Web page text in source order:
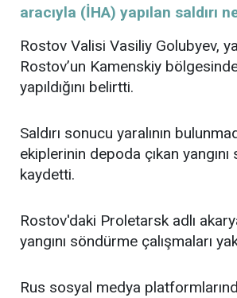
aracıyla (İHA) yapılan saldırı
Rostov Valisi Vasiliy Golubyev,
Rostov’un Kamenskiy
yapıldığını belirtti.
Saldırı sonucu yaralının
ekiplerinin depoda çıkan
kaydetti.
Rostov'daki Proletarsk adlı
yangını söndürme çalışmaları
Rus sosyal medya